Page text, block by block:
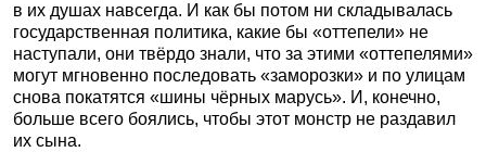
в их душах навсегда. И как бы потом ни складывалась
государственная политика, какие бы «оттепели» не
наступали, они твёрдо знали, что за этими «оттепелями»
могут мгновенно последовать «заморозки» и по улицам
снова покатятся «шины чёрных марусь». И, конечно,
больше всего боялись, чтобы этот монстр не раздавил
их сына.